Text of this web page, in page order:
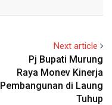
Next article
Pj Bupati Murung
Raya Monev Kinerja
Pembangunan di Laung
Tuhup